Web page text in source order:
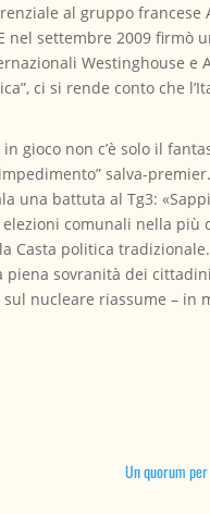
al gruppo francese
nel settembre 2009 firmò
Westinghouse e
ci si rende conto che
gioco non c’è solo il
salva-
una battuta al Tg3:
comunali nella più
Casta politica
piena sovranità dei
nucleare riassume – in
Un quorum